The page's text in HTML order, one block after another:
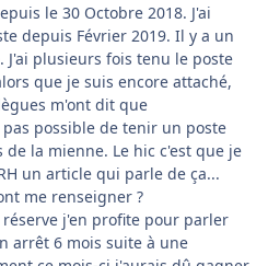
le 30 Octobre 2018. J'ai
depuis Février 2019. Il y a un
J'ai plusieurs fois tenu le poste
que je suis encore attaché,
m'ont dit que
possible de tenir un poste
la mienne. Le hic c'est que je
un article qui parle de ça...
me renseigner ?
j'en profite pour parler
arrêt 6 mois suite à une